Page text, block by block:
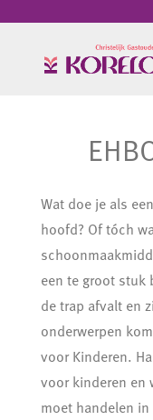
Wat doe je als
hoofd? Of tóch
een te groot stuk
de trap afvalt en
onderwerpen
voor Kinderen.
voor kinderen en
moet handelen